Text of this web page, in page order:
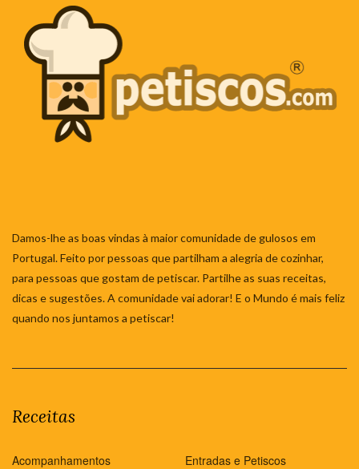
Damos-lhe as boas vindas à maior comunidade de gulosos em
Portugal. Feito por pessoas que partilham a alegria de cozinhar,
para pessoas que gostam de petiscar. Partilhe as suas receitas,
dicas e sugestões. A comunidade vai adorar! E o Mundo é mais feliz
quando nos juntamos a petiscar!
Receitas
Acompanhamentos
Entradas e Petiscos